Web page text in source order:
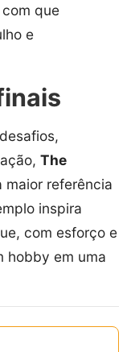
que
e
The
maior referência
inspira
com esforço e
hobby em uma